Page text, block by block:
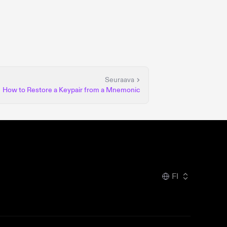
Seuraava
How to Restore a Keypair from a Mnemonic
FI